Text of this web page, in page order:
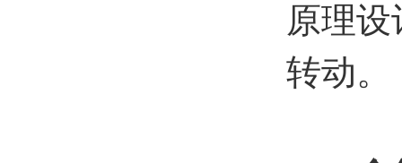
原理
转动。